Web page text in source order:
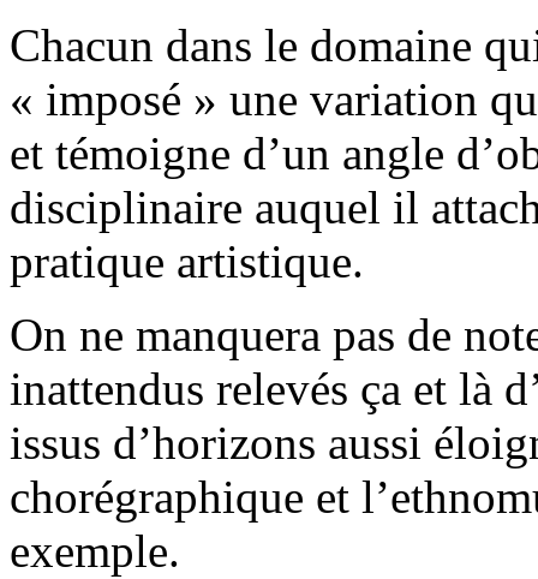
Chacun dans le domaine
« imposé » une variation
et témoigne d’un angle
disciplinaire auquel il
pratique artistique.
On ne manquera pas de
inattendus relevés ça et là
issus d’horizons aussi
chorégraphique et
exemple.